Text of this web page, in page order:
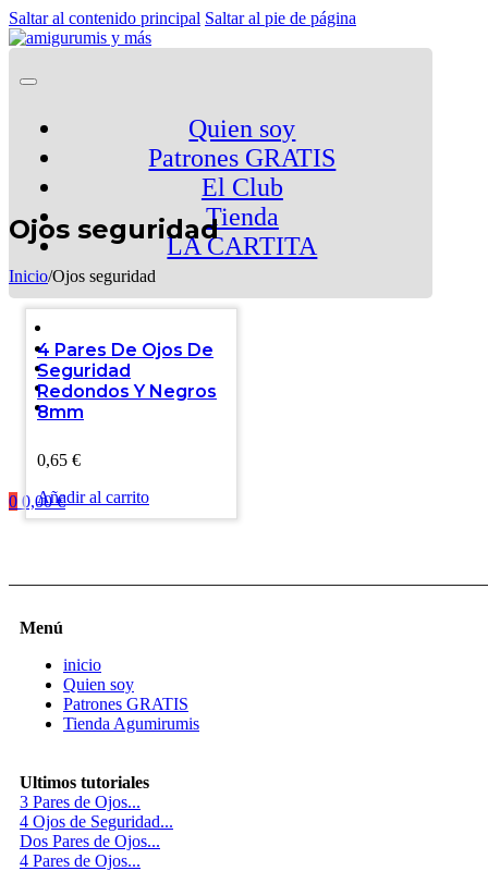
Saltar al contenido principal Saltar al pie de página
Quien soy
Patrones GRATIS
El Club
Tienda
LA CARTITA
0 0,00€
Ojos seguridad
Inicio/Ojos seguridad
4 Pares De Ojos De
Seguridad
Redondos Y Negros
8mm
0,65 €
Añadir al carrito
Menú
inicio
Quien soy
Patrones GRATIS
Tienda Agumirumis
Ultimos tutoriales
3 Pares de Ojos...
4 Ojos de Seguridad...
Dos Pares de Ojos...
4 Pares de Ojos...